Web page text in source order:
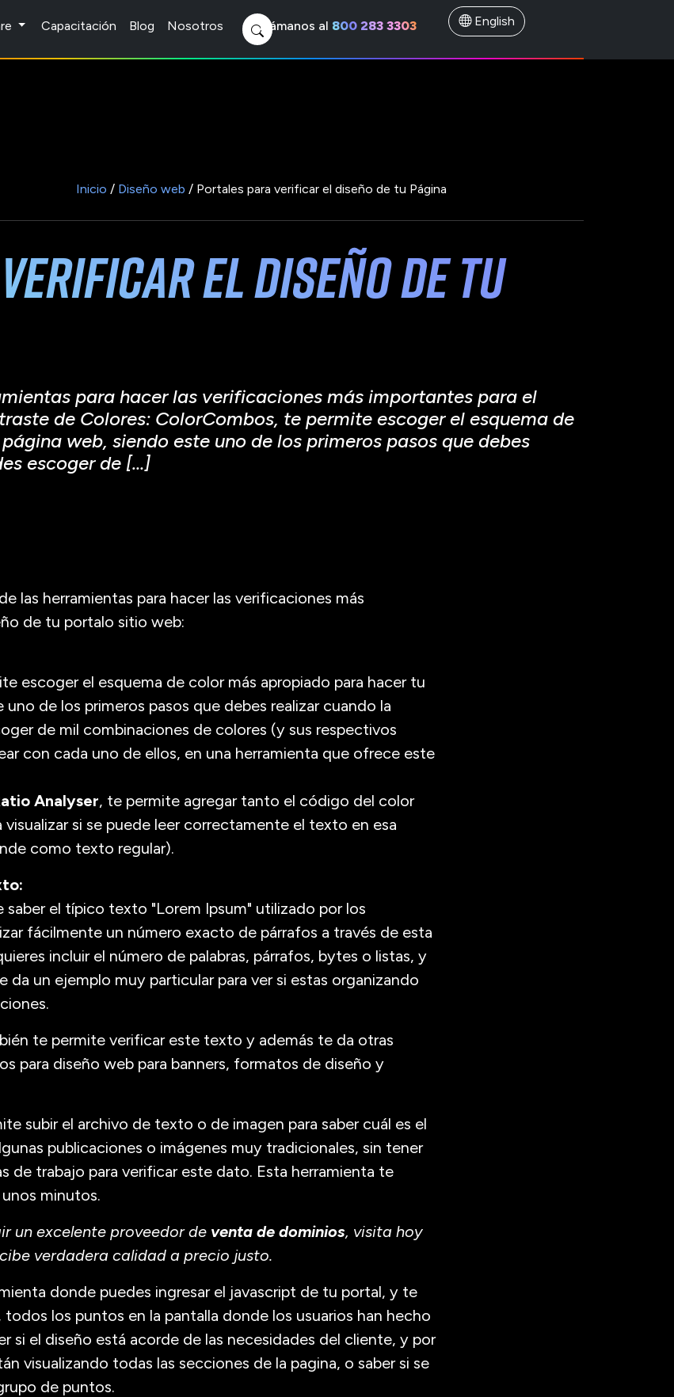
Capacitación Blog Nosotros Llámanos al 800 283 3303 English
Inicio / Diseño web / Portales para verificar el diseño de tu Página
el diseño de tu
para hacer las verificaciones más importantes para el
de Colores: ColorCombos, te permite escoger el esquema de
web, siendo este uno de los primeros pasos que debes
escoger de […]
las herramientas para hacer las verificaciones más
de tu portalo sitio web:
escoger el esquema de color más apropiado para hacer tu
de los primeros pasos que debes realizar cuando la
de mil combinaciones de colores (y sus respectivos
con cada uno de ellos, en una herramienta que ofrece este
Analyser, te permite agregar tanto el código del color
si se puede leer correctamente el texto en esa
como texto regular).
saber el típico texto "Lorem Ipsum" utilizado por los
fácilmente un número exacto de párrafos a través de esta
incluir el número de palabras, párrafos, bytes o listas, y
da un ejemplo muy particular para ver si estas organizando
te permite verificar este texto y además te da otras
para diseño web para banners, formatos de diseño y
subir el archivo de texto o de imagen para saber cuál es el
publicaciones o imágenes muy tradicionales, sin tener
de trabajo para verificar este dato. Esta herramienta te
minutos.
un excelente proveedor de venta de dominios, visita hoy
verdadera calidad a precio justo.
donde puedes ingresar el javascript de tu portal, y te
todos los puntos en la pantalla donde los usuarios han hecho
si el diseño está acorde de las necesidades del cliente, y por
visualizando todas las secciones de la pagina, o saber si se
de puntos.